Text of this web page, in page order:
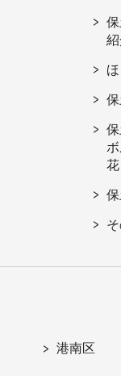
花
港南区